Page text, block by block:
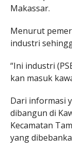
Makassar.
Menurut
industri
“Ini industri
kan masuk
Dari informasi
dibangun di
Kecamatan
yang